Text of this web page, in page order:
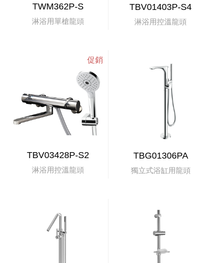
TWM362P-S
淋浴用單槍龍頭
TBV01403P-S4
淋浴用控溫龍頭
TBV03428P-S2
淋浴用控溫龍頭
TBG01306PA
獨立式浴缸用龍頭